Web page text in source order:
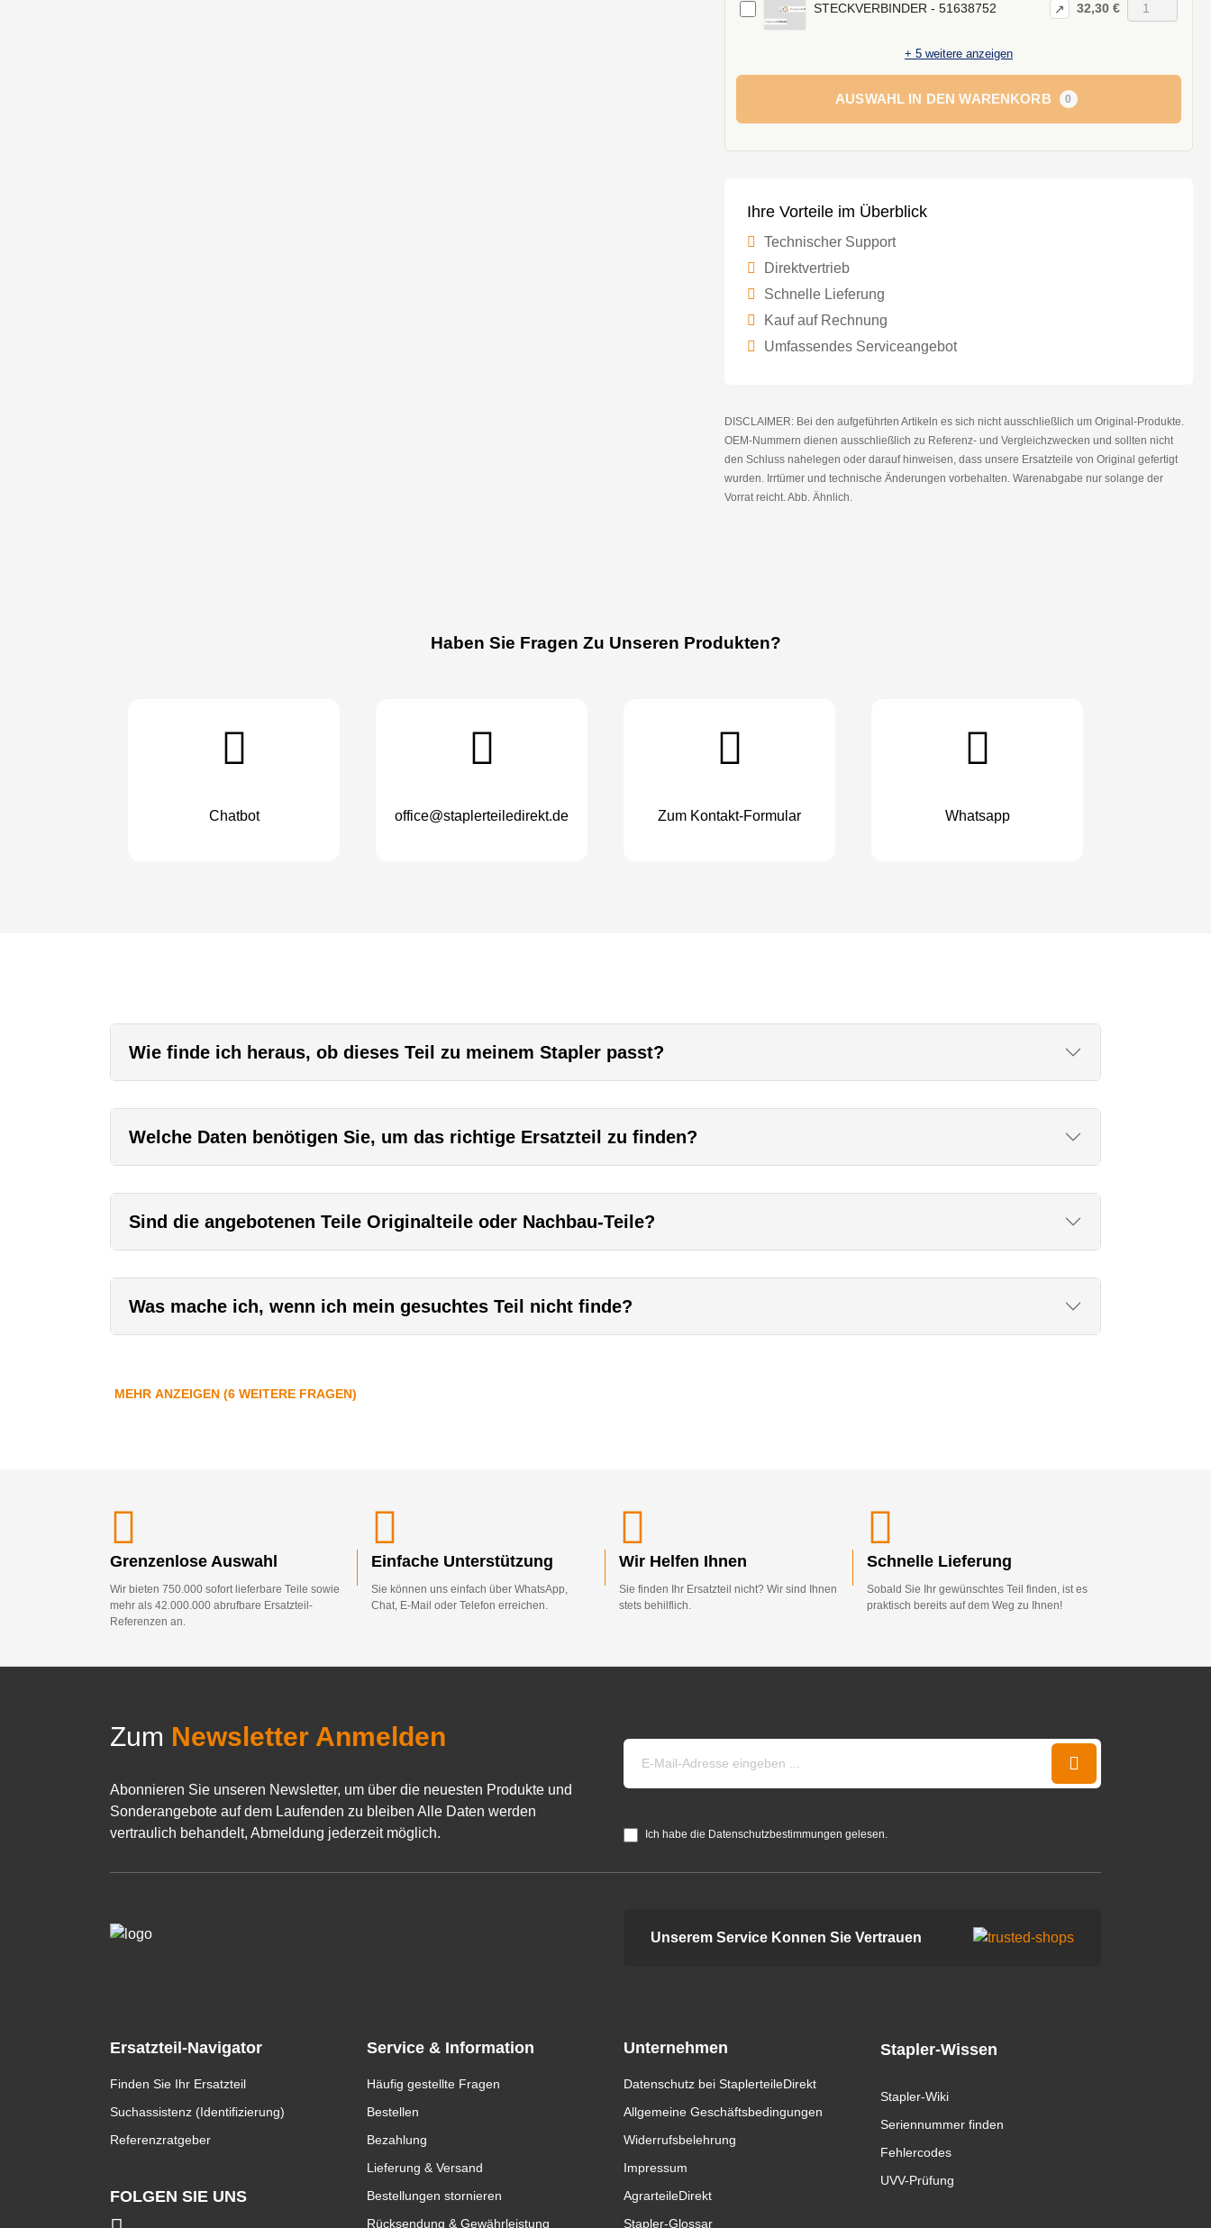
STECKVERBINDER - 51638752 ↗ 32,30 €
+ 5 weitere anzeigen
AUSWAHL IN DEN WARENKORB 0
Ihre Vorteile im Überblick
Technischer Support
Direktvertrieb
Schnelle Lieferung
Kauf auf Rechnung
Umfassendes Serviceangebot
DISCLAIMER: Bei den aufgeführten Artikeln es sich nicht ausschließlich um Original-Produkte.
OEM-Nummern dienen ausschließlich zu Referenz- und Vergleichzwecken und sollten nicht
den Schluss nahelegen oder darauf hinweisen, dass unsere Ersatzteile von Original gefertigt
wurden. Irrtümer und technische Änderungen vorbehalten. Warenabgabe nur solange der
Vorrat reicht. Abb. Ähnlich.
Haben Sie Fragen Zu Unseren Produkten?
Chatbot office@staplerteiledirekt.de Zum Kontakt-Formular Whatsapp
Wie finde ich heraus, ob dieses Teil zu meinem Stapler passt?
Welche Daten benötigen Sie, um das richtige Ersatzteil zu finden?
Sind die angebotenen Teile Originalteile oder Nachbau-Teile?
Was mache ich, wenn ich mein gesuchtes Teil nicht finde?
MEHR ANZEIGEN (6 WEITERE FRAGEN)
Grenzenlose Auswahl
Wir bieten 750.000 sofort lieferbare Teile sowie
mehr als 42.000.000 abrufbare Ersatzteil-
Referenzen an.
Einfache Unterstützung
Sie können uns einfach über WhatsApp,
Chat, E-Mail oder Telefon erreichen.
Wir Helfen Ihnen
Sie finden Ihr Ersatzteil nicht? Wir sind Ihnen
stets behilflich.
Schnelle Lieferung
Sobald Sie Ihr gewünschtes Teil finden, ist es
praktisch bereits auf dem Weg zu Ihnen!
Zum Newsletter Anmelden
Abonnieren Sie unseren Newsletter, um über die neuesten Produkte und
Sonderangebote auf dem Laufenden zu bleiben Alle Daten werden
vertraulich behandelt, Abmeldung jederzeit möglich.
Ich habe die Datenschutzbestimmungen gelesen.
Unserem Service Konnen Sie Vertrauen
Ersatzteil-Navigator
Finden Sie Ihr Ersatzteil
Suchassistenz (Identifizierung)
Referenzratgeber
FOLGEN SIE UNS
Service & Information
Häufig gestellte Fragen
Bestellen
Bezahlung
Lieferung & Versand
Bestellungen stornieren
Rücksendung & Gewährleistung
Unternehmen
Datenschutz bei StaplerteileDirekt
Allgemeine Geschäftsbedingungen
Widerrufsbelehrung
Impressum
AgrarteileDirekt
Stapler-Glossar
Stapler-Wissen
Stapler-Wiki
Seriennummer finden
Fehlercodes
UVV-Prüfung